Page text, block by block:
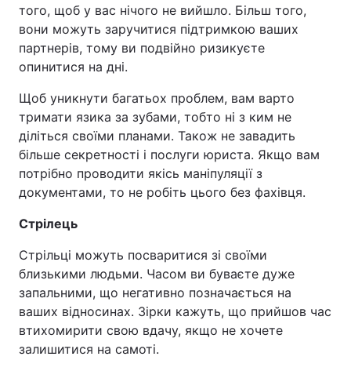
того, щоб у вас нічого не вийшло. Більш того,
вони можуть заручитися підтримкою ваших
партнерів, тому ви подвійно ризикуєте
опинитися на дні.
Щоб уникнути багатьох проблем, вам варто
тримати язика за зубами, тобто ні з ким не
діліться своїми планами. Також не завадить
більше секретності і послуги юриста. Якщо вам
потрібно проводити якісь маніпуляції з
документами, то не робіть цього без фахівця.
Стрілець
Стрільці можуть посваритися зі своїми
близькими людьми. Часом ви буваєте дуже
запальними, що негативно позначається на
ваших відносинах. Зірки кажуть, що прийшов час
втихомирити свою вдачу, якщо не хочете
залишитися на самоті.